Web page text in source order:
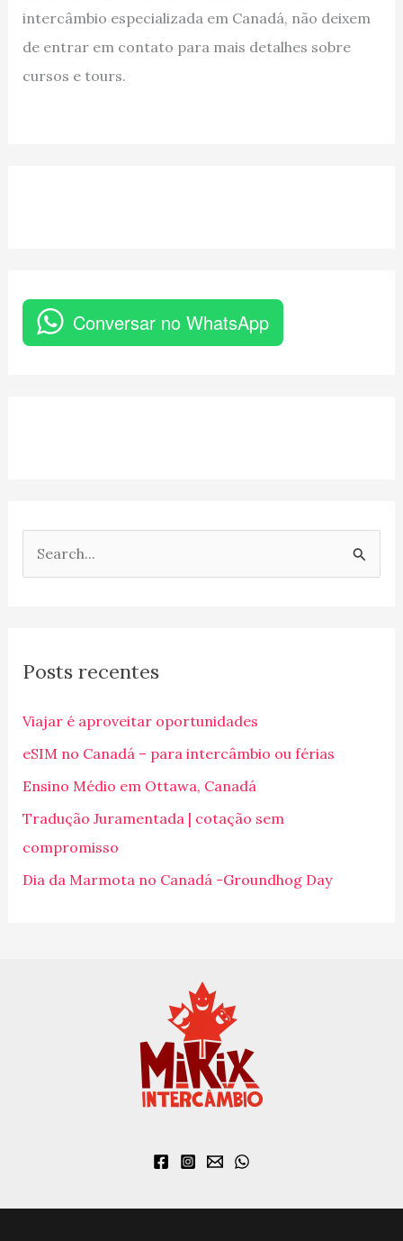
intercâmbio especializada em Canadá, não deixem
de entrar em contato para mais detalhes sobre
cursos e tours.
Conversar no WhatsApp
u
s
a
r
p
o
r
Posts recentes
Viajar é aproveitar oportunidades
eSIM no Canadá – para intercâmbio ou férias
Ensino Médio em Ottawa, Canadá
Tradução Juramentada | cotação sem
compromisso
Dia da Marmota no Canadá -Groundhog Day